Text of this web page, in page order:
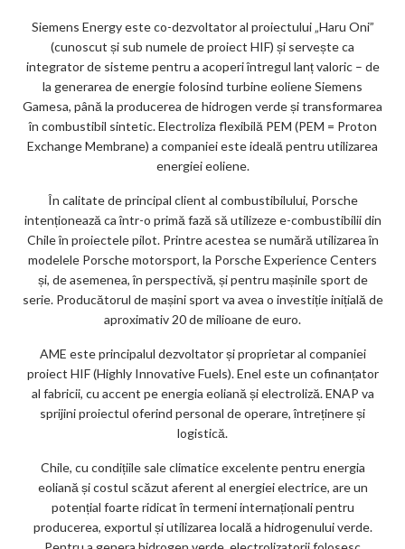
Siemens Energy este co-dezvoltator al proiectului „Haru Oni”
(cunoscut și sub numele de proiect HIF) și servește ca
integrator de sisteme pentru a acoperi întregul lanț valoric – de
la generarea de energie folosind turbine eoliene Siemens
Gamesa, până la producerea de hidrogen verde și transformarea
în combustibil sintetic. Electroliza flexibilă PEM (PEM = Proton
Exchange Membrane) a companiei este ideală pentru utilizarea
energiei eoliene.
În calitate de principal client al combustibilului, Porsche
intenționează ca într-o primă fază să utilizeze e-combustibilii din
Chile în proiectele pilot. Printre acestea se numără utilizarea în
modelele Porsche motorsport, la Porsche Experience Centers
și, de asemenea, în perspectivă, și pentru mașinile sport de
serie. Producătorul de mașini sport va avea o investiție inițială de
aproximativ 20 de milioane de euro.
AME este principalul dezvoltator și proprietar al companiei
proiect HIF (Highly Innovative Fuels). Enel este un cofinanțator
al fabricii, cu accent pe energia eoliană și electroliză. ENAP va
sprijini proiectul oferind personal de operare, întreținere și
logistică.
Chile, cu condițiile sale climatice excelente pentru energia
eoliană și costul scăzut aferent al energiei electrice, are un
potențial foarte ridicat în termeni internaționali pentru
producerea, exportul și utilizarea locală a hidrogenului verde.